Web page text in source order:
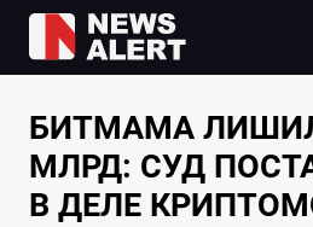
БИТМАМА
МЛРД: СУД
В ДЕЛЕ